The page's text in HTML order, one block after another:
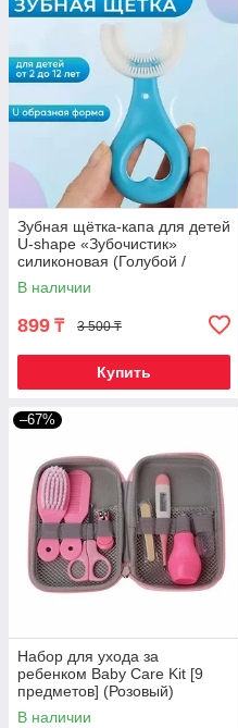
Зубная щётка-капа для детей
U-shape «Зубочистик»
силиконовая (Голубой /
Сердце)
В наличии
899 ₸ 3 500 ₸
Купить
–67%
Набор для ухода за
ребенком Baby Care Kit [9
предметов] (Розовый)
В наличии